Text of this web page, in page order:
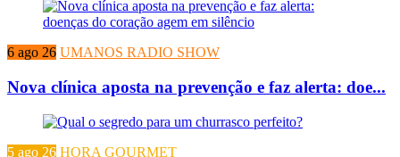
6 ago 26 UMANOS RADIO SHOW
Nova clínica aposta na prevenção e faz alerta: doe...
5 ago 26 HORA GOURMET